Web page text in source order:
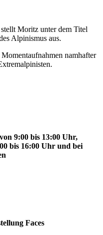
Moritz unter dem Titel
Alpinismus aus.
namhafter
9:00 bis 13:00 Uhr,
bis 16:00 Uhr und bei